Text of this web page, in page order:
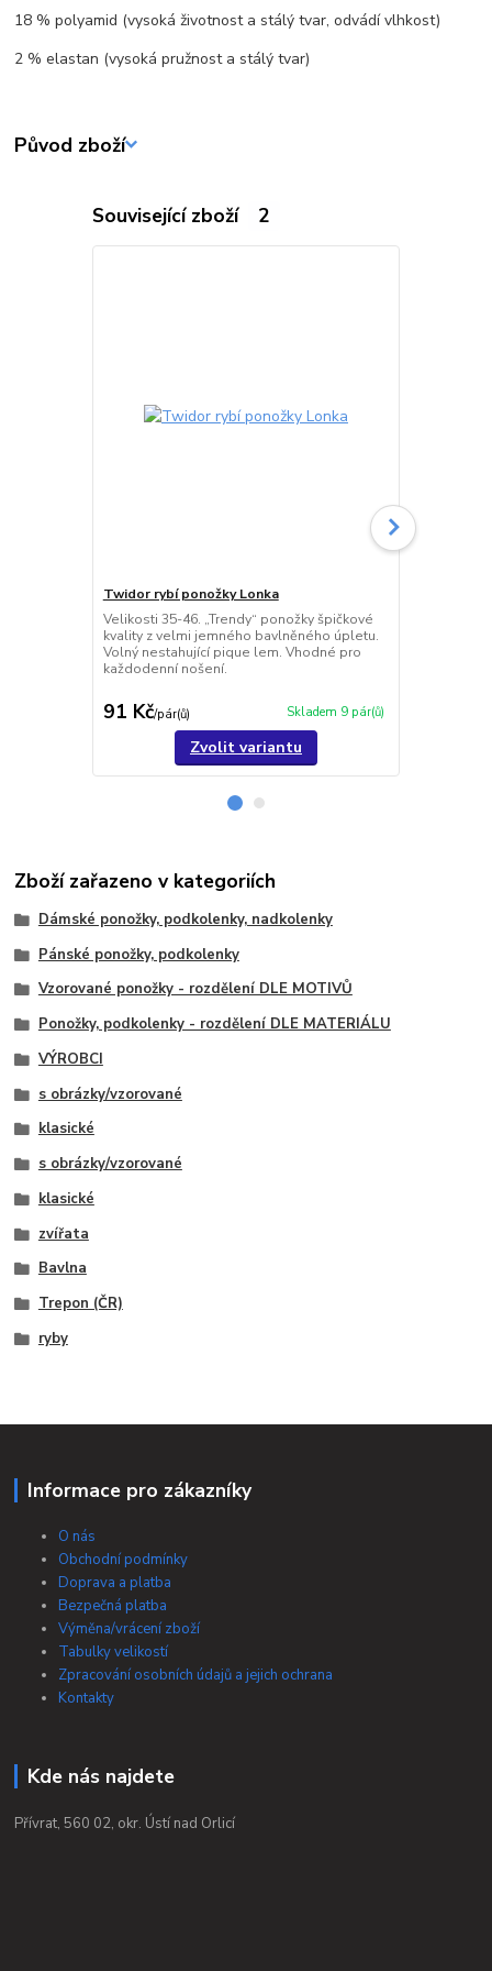
18 % polyamid (vysoká životnost a stálý tvar, odvádí vlhkost)
2 % elastan (vysoká pružnost a stálý tvar)
Původ zboží
Související zboží 2
Twidor rybí ponožky Lonka
Velikosti 35-46. „Trendy“ ponožky špičkové
kvality z velmi jemného bavlněného úpletu.
Volný nestahující pique lem. Vhodné pro
každodenní nošení.
91 Kč/pár(ů) Skladem 9 pár(ů)
Zvolit variantu
Zboží zařazeno v kategoriích
Dámské ponožky, podkolenky, nadkolenky
Pánské ponožky, podkolenky
Vzorované ponožky - rozdělení DLE MOTIVŮ
Ponožky, podkolenky - rozdělení DLE MATERIÁLU
VÝROBCI
s obrázky/vzorované
klasické
s obrázky/vzorované
klasické
zvířata
Bavlna
Trepon (ČR)
ryby
Informace pro zákazníky
O nás
Obchodní podmínky
Doprava a platba
Bezpečná platba
Výměna/vrácení zboží
Tabulky velikostí
Zpracování osobních údajů a jejich ochrana
Kontakty
Kde nás najdete
Přívrat, 560 02, okr. Ústí nad Orlicí